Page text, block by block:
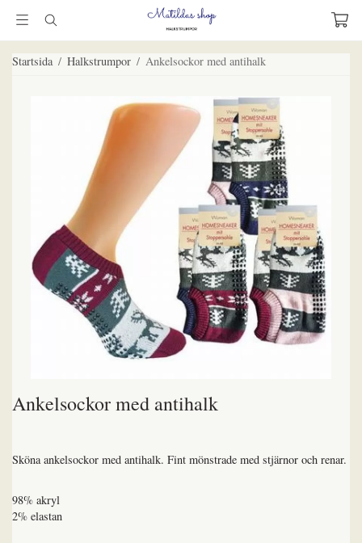
Startsida / Halkstrumpor / Ankelsockor med antihalk
Ankelsockor med antihalk
Sköna ankelsockor med antihalk. Fint mönstrade med stjärnor och renar.
98% akryl
2% elastan